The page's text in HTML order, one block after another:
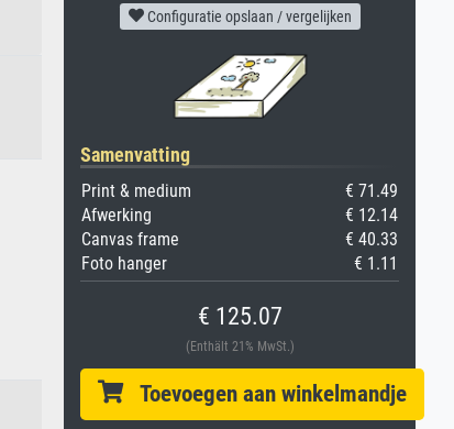
Configuratie opslaan / vergelijken
Samenvatting
Print & medium
€ 71.49
Afwerking
€ 12.14
Canvas frame
€ 40.33
Foto hanger
€ 1.11
€ 125.07
(Enthält 21% MwSt.)
Toevoegen aan winkelmandje